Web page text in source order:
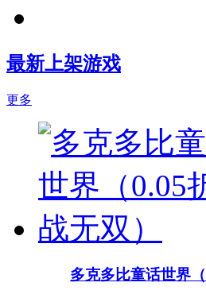
最新上架游戏
更多
多克多比童话世界